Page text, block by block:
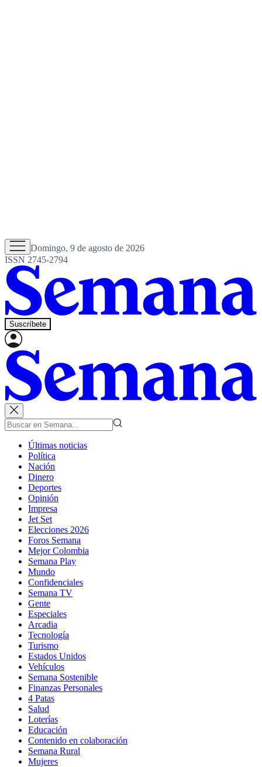
Domingo, 9 de agosto de 2026
ISSN 2745-2794
Suscríbete
Últimas noticias
Política
Nación
Dinero
Deportes
Opinión
Impresa
Jet Set
Elecciones 2026
Foros Semana
Mejor Colombia
Semana Play
Mundo
Confidenciales
Semana TV
Gente
Especiales
Arcadia
Tecnología
Turismo
Estados Unidos
Vehículos
Semana Sostenible
Finanzas Personales
4 Patas
Salud
Loterías
Educación
Contenido en colaboración
Semana Rural
Mujeres